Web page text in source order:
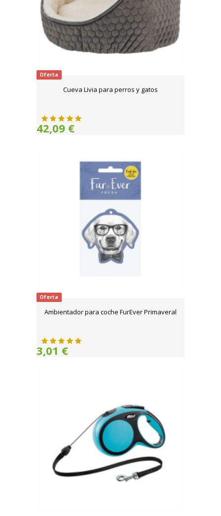
Oferta
Cueva Livia para perros y gatos
42,09 €
Oferta
Ambientador para coche FurEver Primaveral
3,01 €